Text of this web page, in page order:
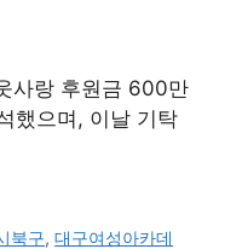
사랑 후원금 600만
했으며, 이날 기탁
북구,대구여성아카데